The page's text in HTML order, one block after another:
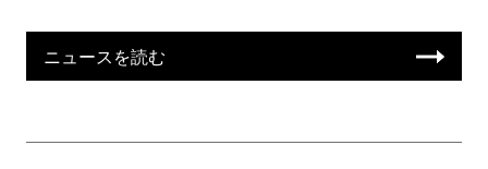
ニュースを読む